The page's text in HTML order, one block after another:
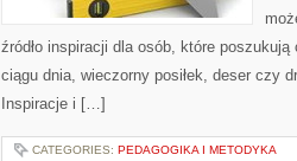
źródło inspiracji dla osób, które
ciągu dnia, wieczorny posiłek, deser czy
Inspiracje i […]
CATEGORIES: PEDAGOGIKA I METODYKA